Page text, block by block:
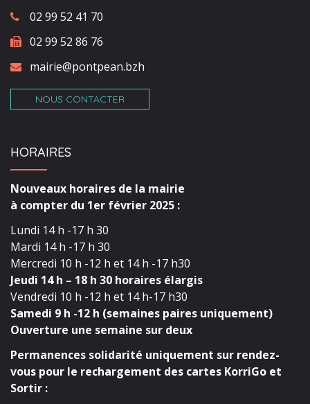
02 99 52 41 70
02 99 52 86 76
mairie@pontpean.bzh
NOUS CONTACTER
HORAIRES
Nouveaux horaires de la mairie
à compter du 1er février 2025 :
Lundi 14 h -17 h 30
Mardi 14 h -17 h 30
Mercredi 10 h -12 h et 14 h -17 h30
Jeudi 14 h – 18 h 30 horaires élargis
Vendredi 10 h -12 h et 14 h-17 h30
Samedi 9 h -12 h (semaines paires uniquement)
Ouverture une semaine sur deux
Permanences solidarité uniquement sur rendez-
vous pour le rechargement des cartes KorriGo et
Sortir :